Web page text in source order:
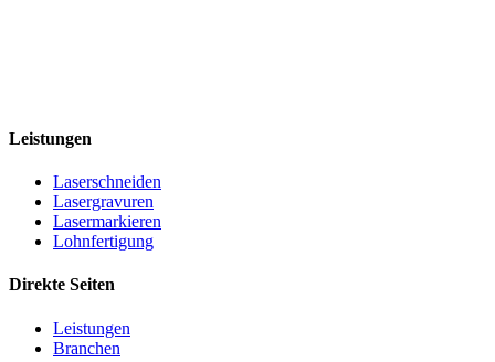
Leistungen
Laserschneiden
Lasergravuren
Lasermarkieren
Lohnfertigung
Direkte Seiten
Leistungen
Branchen